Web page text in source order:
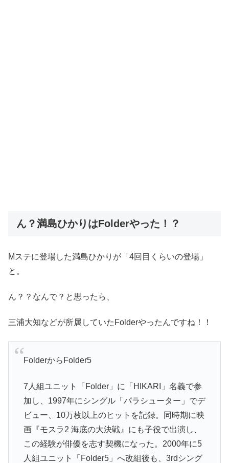
ん？満島ひかりはFolderやった！？
Mステに登場した満島ひかりが「4回目くらいの登場」
と。
ん？？なんで？と思ったら、
三浦大知などが所属していたFolderやったんですね！！
FolderからFolder5
7人組ユニット「Folder」に「HIKARI」名義で参
加し、1997年にシングル「パラシューター」でデ
ビュー、10万枚以上のヒットを記録。同時期に映
画『モスラ2 海底の大決戦』にも子役で出演し、
この経験が俳優を志す契機になった。2000年に5
人組ユニット「Folder5」へ改組後も、3rdシング